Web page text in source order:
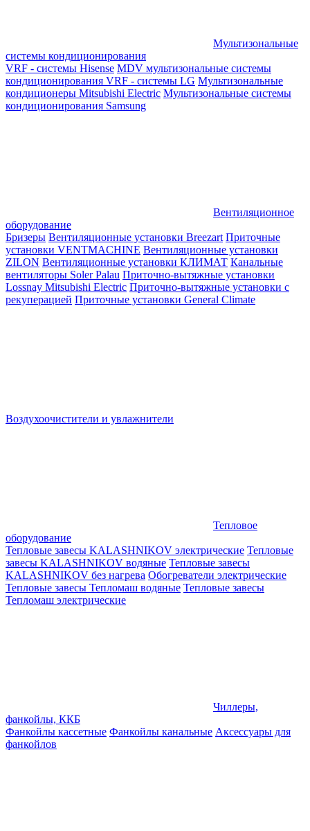
Мультизональные
системы кондиционирования
VRF - системы Hisense MDV мультизональные системы
кондиционирования VRF - системы LG Мультизональные
кондиционеры Mitsubishi Electric Мультизональные системы
кондиционирования Samsung
Вентиляционное
оборудование
Бризеры Вентиляционные установки Breezart Приточные
установки VENTMACHINE Вентиляционные установки
ZILON Вентиляционные установки КЛИМАТ Канальные
вентиляторы Soler Palau Приточно-вытяжные установки
Lossnay Mitsubishi Electric Приточно-вытяжные установки с
рекуперацией Приточные установки General Climate
Воздухоочистители и увлажнители
Тепловое
оборудование
Тепловые завесы KALASHNIKOV электрические Тепловые
завесы KALASHNIKOV водяные Тепловые завесы
KALASHNIKOV без нагрева Обогреватели электрические
Тепловые завесы Тепломаш водяные Тепловые завесы
Тепломаш электрические
Чиллеры,
фанкойлы, ККБ
Фанкойлы кассетные Фанкойлы канальные Аксессуары для
фанкойлов